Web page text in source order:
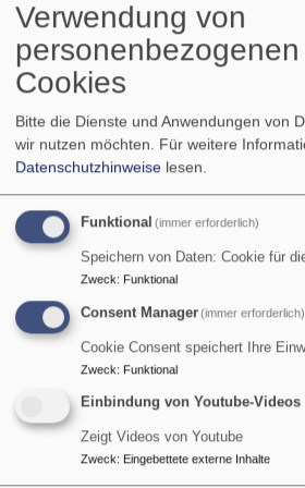
Bus und Material für deine
BEI UNS NICHT!
Gemeinsam gegen sexuellen
Aktuelles
Verwendung von
Cookies
Bitte die Dienste und Anwendungen von
wir nutzen möchten. Für weitere
Datenschutzhinweise lesen.
Funktional (immer erforderlich)
Speichern von Daten: Cookie für
Zweck: Funktional
Consent Manager(immer erforderlich)
Cookie Consent speichert Ihre
Zweck: Funktional
Einbindung von Youtube-Videos
Zeigt Videos von Youtube
Zweck: Eingebettete externe Inhalte